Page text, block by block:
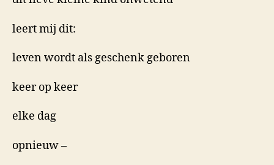
leert mij dit:
leven wordt als geschenk geboren
keer op keer
elke dag
opnieuw –